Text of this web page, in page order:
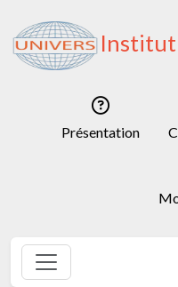
Institut
Présentation